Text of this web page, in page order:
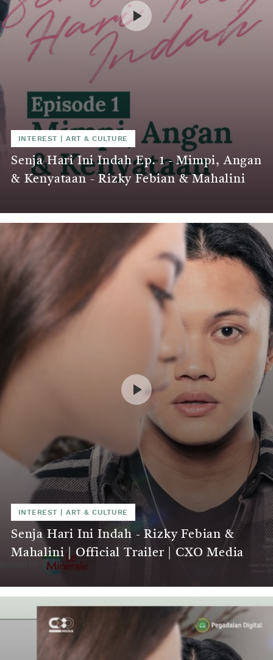
INTEREST |ART & CULTURE
Senja Hari Ini Indah Ep. 1 - Mimpi, Angan
& Kenyataan - Rizky Febian & Mahalini
INTEREST |ART & CULTURE
Senja Hari Ini Indah - Rizky Febian &
Mahalini | Official Trailer | CXO Media